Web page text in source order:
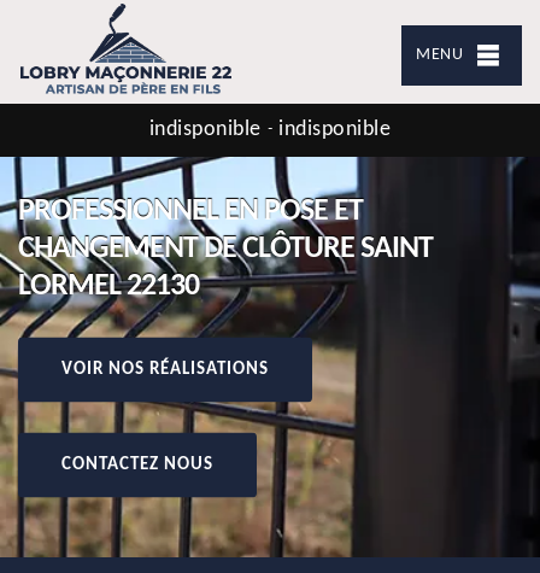
MENU
indisponible - indisponible
PROFESSIONNEL EN POSE ET
CHANGEMENT DE CLÔTURE SAINT
LORMEL 22130
VOIR NOS RÉALISATIONS
CONTACTEZ NOUS